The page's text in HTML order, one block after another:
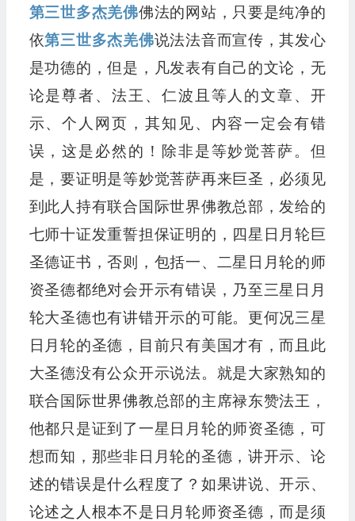
第三世多杰羌佛佛法的网站，只要是纯净的
依第三世多杰羌佛说法法音而宣传，其发心
是功德的，但是，凡发表有自己的文论，无
论是尊者、法王、仁波且等人的文章、开
示、个人网页，其知见、内容一定会有错
误，这是必然的！除非是等妙觉菩萨。但
是，要证明是等妙觉菩萨再来巨圣，必须见
到此人持有联合国际世界佛教总部，发给的
七师十证发重誓担保证明的，四星日月轮巨
圣德证书，否则，包括一、二星日月轮的师
资圣德都绝对会开示有错误，乃至三星日月
轮大圣德也有讲错开示的可能。更何况三星
日月轮的圣德，目前只有美国才有，而且此
大圣德没有公众开示说法。就是大家熟知的
联合国际世界佛教总部的主席禄东赞法王，
他都只是证到了一星日月轮的师资圣德，可
想而知，那些非日月轮的圣德，讲开示、论
述的错误是什么程度了？如果讲说、开示、
论述之人根本不是日月轮师资圣德，而是须